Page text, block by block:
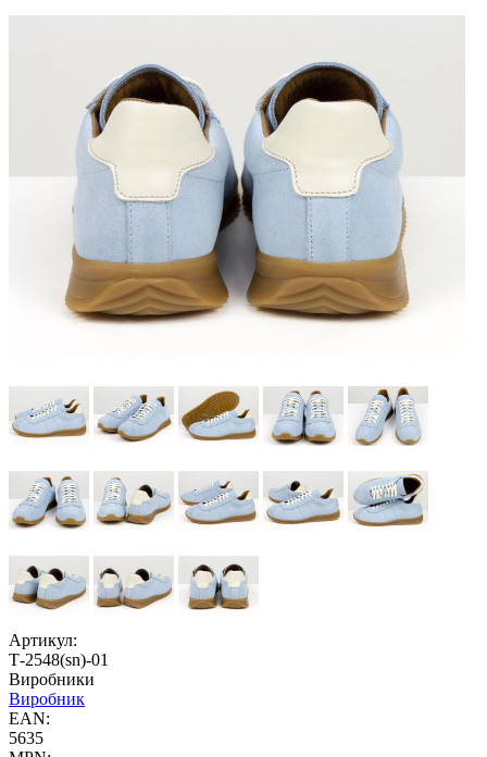
Артикул:
Т-2548(sn)-01
Виробники
Виробник
EAN:
5635